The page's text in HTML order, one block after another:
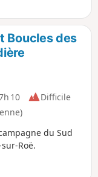
enjambée par
Durant
de la
côté de la Vallée
Boucles des
10
Difficile
du Sud
Roë.